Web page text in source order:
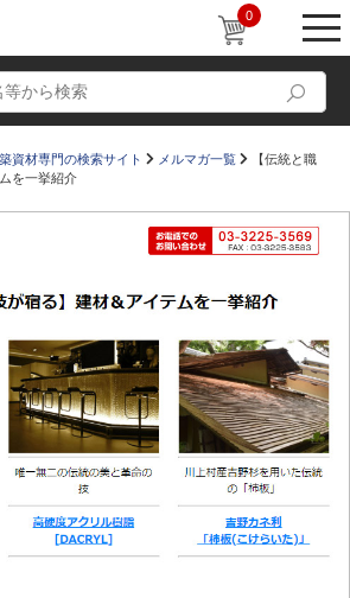
0
ショールーム
コラム
設計士インタビュー
販売・施工代理店募集
資材専門の検索サイト メルマガ一覧
【伝統と職
を一挙紹介